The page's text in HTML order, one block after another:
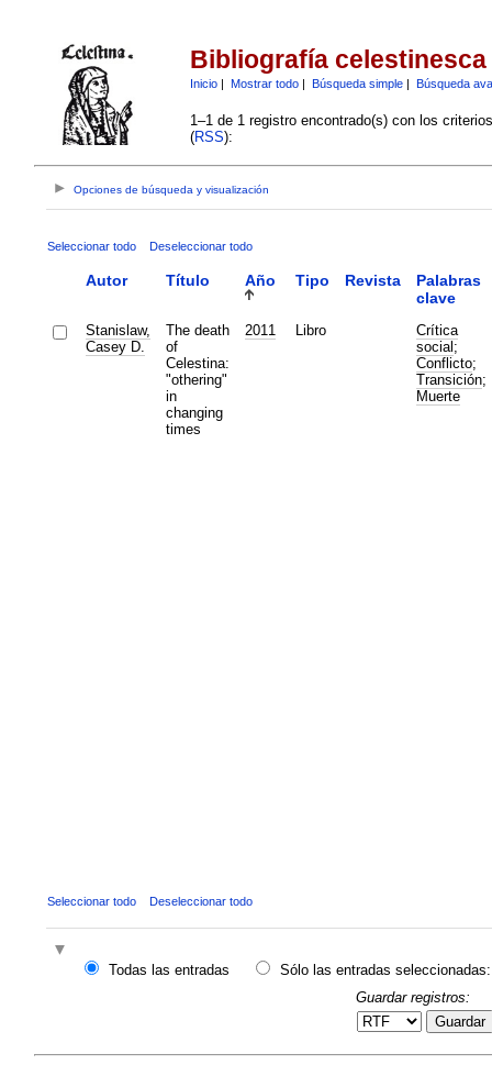
Bibliografía celestinesca
Inicio| Mostrar todo| Búsqueda simple| Búsqueda
1–1 de 1 registro encontrado(s) con los
(RSS):
Opciones de búsqueda y visualización
Seleccionar todo Deseleccionar todo
Autor Título Año Tipo Revista
Palabras
clave
Stanislaw,
Casey D.
The death
of
Celestina:
"othering"
in
changing
times
2011 Libro
Crítica
social ;
Conflicto;
Transición;
Muerte
Seleccionar todo Deseleccionar todo
Todas las entradas
Sólo las entradas seleccionadas:
Guardar registros:
Guardar